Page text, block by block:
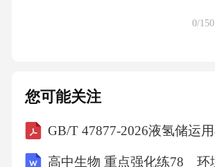
0/150
您可能关注